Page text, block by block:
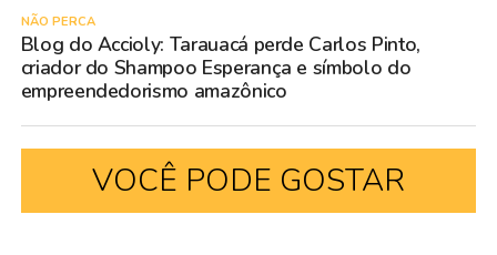
NÃO PERCA
Blog do Accioly: Tarauacá perde Carlos Pinto,
criador do Shampoo Esperança e símbolo do
empreendedorismo amazônico
VOCÊ PODE GOSTAR